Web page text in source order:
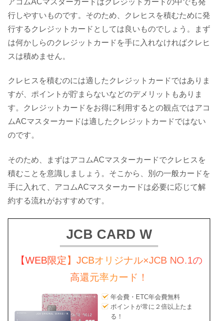
行しやすいものです。そのため、クレヒスを積むために発
行するクレジットカードとしては良いものでしょう。まず
は何かしらのクレジットカードを手に入れなければクレヒ
スは積めません。
クレヒスを積むのには適したクレジットカードではありま
すが、ポイントが貯まらないなどのデメリットもありま
す。クレジットカードをお得に利用するとの観点ではアコ
ムACマスターカードは適したクレジットカードではない
のです。
そのため、まずはアコムACマスターカードでクレヒスを
積むことを意識しましょう。そこから、別の一般カードを
手に入れて、アコムACマスターカードは必要に応じて解
約する流れがおすすめです。
JCB CARD W
【WEB限定】JCBオリジナル×JCB NO.1の
高還元率カード！
年会費・ETC年会費無料
ポイントが常に２倍以上たま
る！